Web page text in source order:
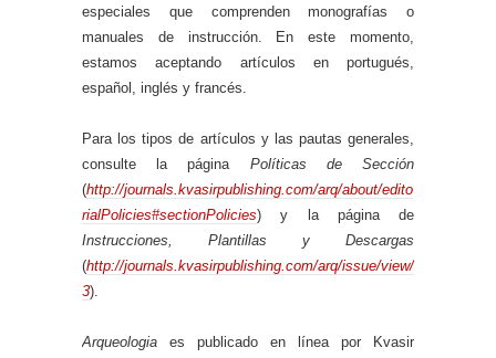
especiales que comprenden monografías o
manuales de instrucción. En este momento,
estamos aceptando artículos en portugués,
español, inglés y francés.
Para los tipos de artículos y las pautas generales,
consulte la página Políticas de Sección
(http://journals.kvasirpublishing.com/arq/about/edito
rialPolicies#sectionPolicies) y la página de
Instrucciones, Plantillas y Descargas
(http://journals.kvasirpublishing.com/arq/issue/view/
3).
Arqueologia es publicado en línea por Kvasir